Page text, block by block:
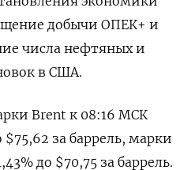
добычи ОПЕК+ и
числа нефтяных и
в США.
Brent к 08:16 МСК
за баррель, марки
до $70,75 за баррель.